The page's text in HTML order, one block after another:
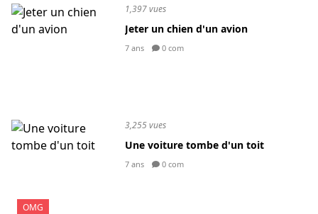
1,397 vues
Jeter un chien d'un avion
7 ans 0 com
OMG
3,255 vues
Une voiture tombe d'un toit
7 ans 0 com